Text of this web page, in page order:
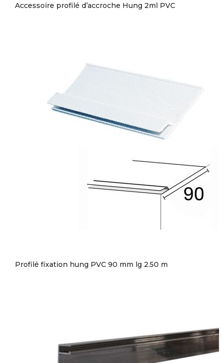
Accessoire profilé d’accroche Hung 2ml PVC
Profilé fixation hung PVC 90 mm lg 2.50 m